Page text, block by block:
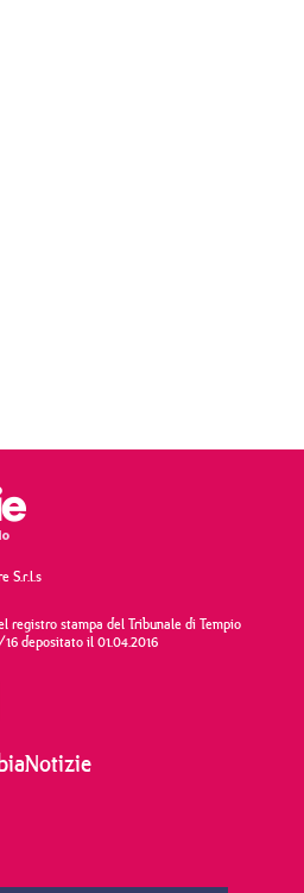
S.r.l.s
registro stampa del Tribunale di Tempio
depositato il 01.04.2016